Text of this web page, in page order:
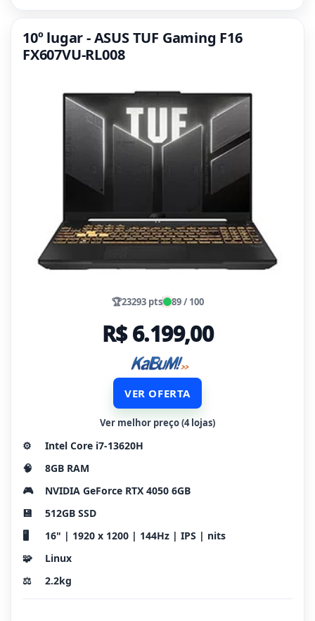
10º lugar - ASUS TUF Gaming F16
FX607VU-RL008
🏆23293 pts 89 / 100
R$ 6.199,00
VER OFERTA
Ver melhor preço (4 lojas)
⚙️
Intel Core i7-13620H
🧠
8GB RAM
🎮
NVIDIA GeForce RTX 4050 6GB
💾
512GB SSD
🖥️
16" | 1920 x 1200 | 144Hz | IPS | nits
🧩
Linux
⚖️
2.2kg